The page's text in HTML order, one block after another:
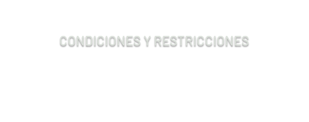
CONDICIONES Y RESTRICCIONES